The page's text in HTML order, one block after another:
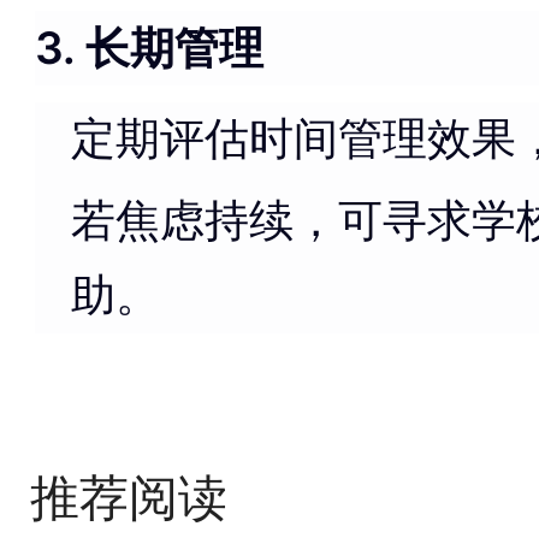
3. 长期管理
定期评估时间管理效果
若焦虑持续，可寻求学
助。
推荐阅读